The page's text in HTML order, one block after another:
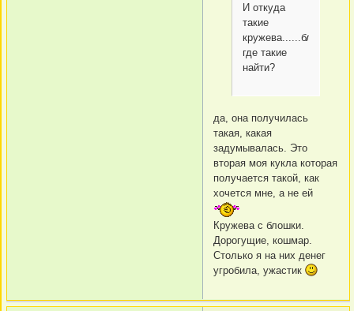
И откуда
такие
кружева......блин,
где такие
найти?
да, она получилась
такая, какая
задумывалась. Это
вторая моя кукла которая
получается такой, как
хочется мне, а не ей
Кружева с блошки.
Дорогущие, кошмар.
Столько я на них денег
угробила, ужастик